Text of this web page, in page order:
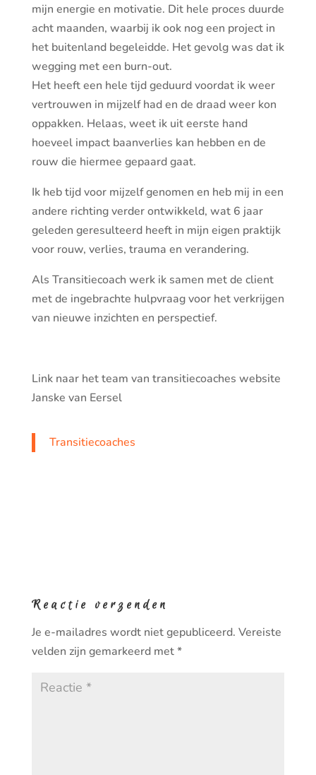
mijn energie en motivatie. Dit hele proces duurde
acht maanden, waarbij ik ook nog een project in
het buitenland begeleidde. Het gevolg was dat ik
wegging met een burn-out.
Het heeft een hele tijd geduurd voordat ik weer
vertrouwen in mijzelf had en de draad weer kon
oppakken. Helaas, weet ik uit eerste hand
hoeveel impact baanverlies kan hebben en de
rouw die hiermee gepaard gaat.
Ik heb tijd voor mijzelf genomen en heb mij in een
andere richting verder ontwikkeld, wat 6 jaar
geleden geresulteerd heeft in mijn eigen praktijk
voor rouw, verlies, trauma en verandering.
Als Transitiecoach werk ik samen met de client
met de ingebrachte hulpvraag voor het verkrijgen
van nieuwe inzichten en perspectief.
Link naar het team van transitiecoaches website
Janske van Eersel
Transitiecoaches
Reactie verzenden
Je e-mailadres wordt niet gepubliceerd. Vereiste
velden zijn gemarkeerd met*